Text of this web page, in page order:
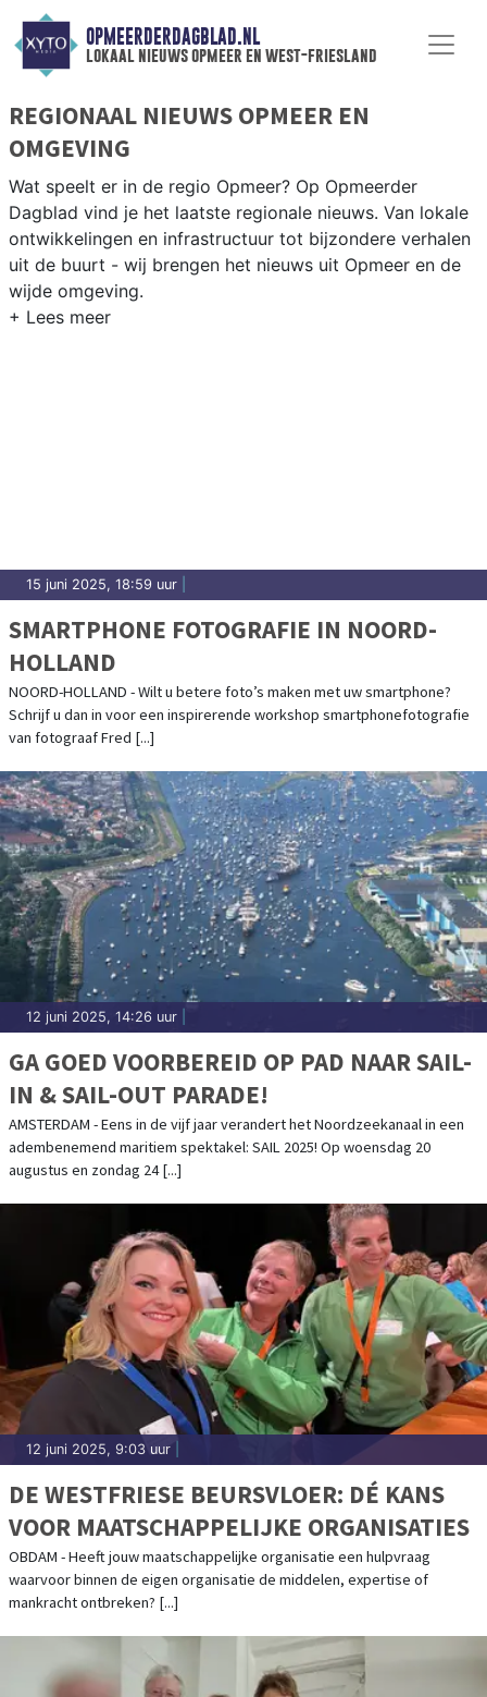
OPMEERDERDAGBLAD.NL
lokaal nieuws opmeer en west-friesland
REGIONAAL NIEUWS OPMEER EN
OMGEVING
Wat speelt er in de regio Opmeer? Op Opmeerder
Dagblad vind je het laatste regionale nieuws. Van lokale
ontwikkelingen en infrastructuur tot bijzondere verhalen
uit de buurt - wij brengen het nieuws uit Opmeer en de
wijde omgeving.
15 juni 2025, 18:59 uur
SMARTPHONE FOTOGRAFIE IN NOORD-
HOLLAND
NOORD-HOLLAND - Wilt u betere foto’s maken met uw smartphone?
Schrijf u dan in voor een inspirerende workshop smartphonefotografie
van fotograaf Fred [...]
12 juni 2025, 14:26 uur
GA GOED VOORBEREID OP PAD NAAR SAIL-
IN & SAIL-OUT PARADE!
AMSTERDAM - Eens in de vijf jaar verandert het Noordzeekanaal in een
adembenemend maritiem spektakel: SAIL 2025! Op woensdag 20
augustus en zondag 24 [...]
12 juni 2025, 9:03 uur
DE WESTFRIESE BEURSVLOER: DÉ KANS
VOOR MAATSCHAPPELIJKE ORGANISATIES
OBDAM - Heeft jouw maatschappelijke organisatie een hulpvraag
waarvoor binnen de eigen organisatie de middelen, expertise of
mankracht ontbreken? [...]